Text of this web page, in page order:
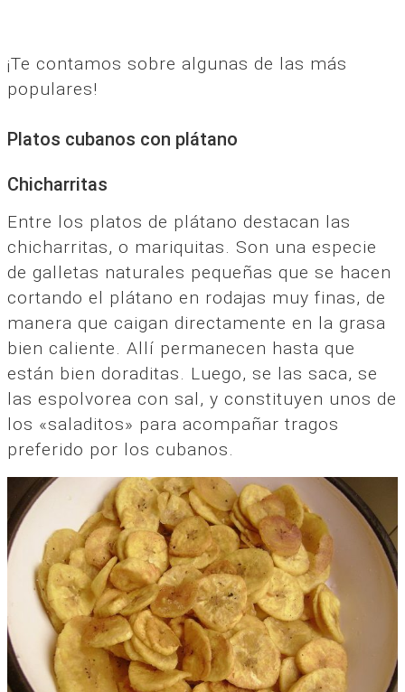
¡Te contamos sobre algunas de las más
populares!
Platos cubanos con plátano
Chicharritas
Entre los platos de plátano destacan las
chicharritas, o mariquitas. Son una especie
de galletas naturales pequeñas que se hacen
cortando el plátano en rodajas muy finas, de
manera que caigan directamente en la grasa
bien caliente. Allí permanecen hasta que
están bien doraditas. Luego, se las saca, se
las espolvorea con sal, y constituyen unos de
los «saladitos» para acompañar tragos
preferido por los cubanos.